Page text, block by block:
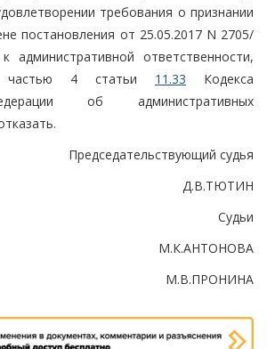
требования о признании
постановления от 25.05.2017 N 2705/
административной ответственности,
частью 4 статьи 11.33 Кодекса
об административных
Председательствующий судья
Д.В.ТЮТИН
Судьи
М.К.АНТОНОВА
М.В.ПРОНИНА